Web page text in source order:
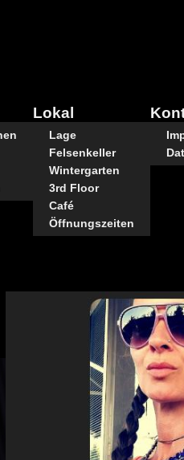
Lokal
Lage
Felsenkeller
Wintergarten
3rd Floor
Café
Öffnungszeiten